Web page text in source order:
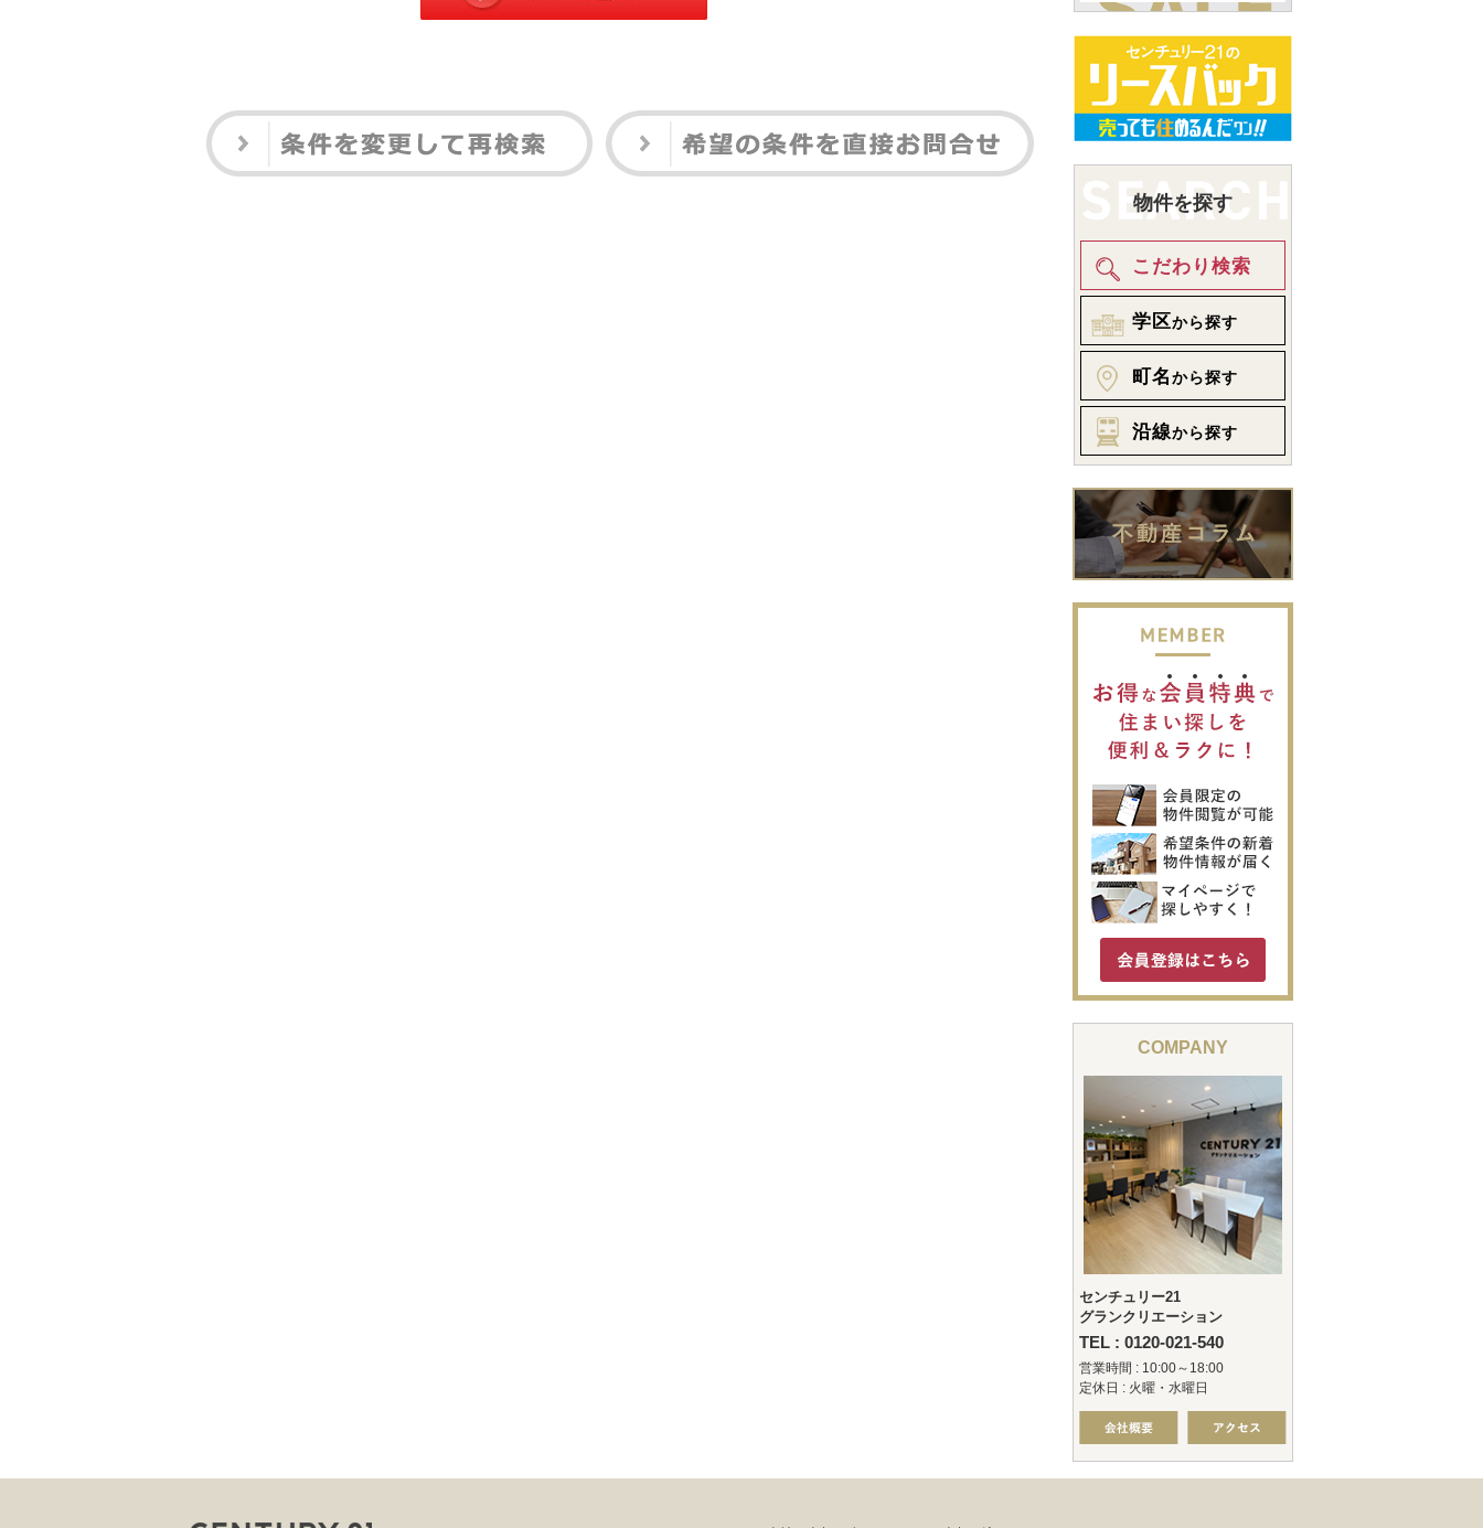
物件を探す
こだわり検索
学区から探す
町名から探す
沿線から探す
COMPANY
センチュリー21
グランクリエーション
TEL : 0120-021-540
営業時間 : 10:00～18:00
定休日 : 火曜・水曜日